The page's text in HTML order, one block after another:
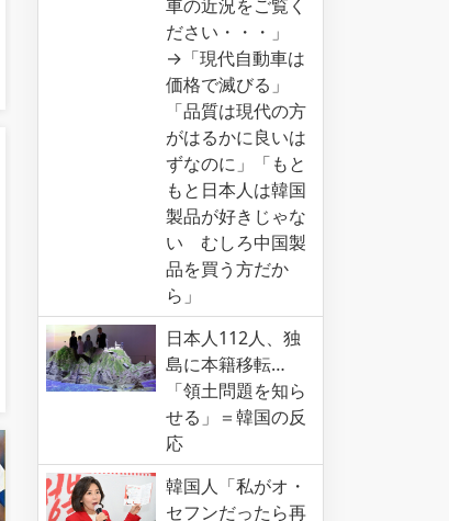
車の近況をご覧く
ださい・・・」
→「現代自動車は
価格で滅びる」
「品質は現代の方
がはるかに良いは
ずなのに」「もと
もと日本人は韓国
製品が好きじゃな
い むしろ中国製
品を買う方だか
ら」
日本人112人、独
島に本籍移転…
「領土問題を知ら
せる」＝韓国の反
応
韓国人「私がオ・
セフンだったら再